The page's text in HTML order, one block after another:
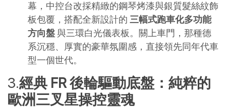
幕，中控台改採精緻的鋼琴烤漆與銀質髮絲紋飾
板包覆，搭配全新設計的 三幅式跑車化多功能
方向盤 與三環白光儀表板。關上車門，那種德
系沉穩、厚實的豪華氛圍感，直接領先同年代車
型一個世代。
經典 FR 後輪驅動底盤：純粹的
歐洲三叉星操控靈魂